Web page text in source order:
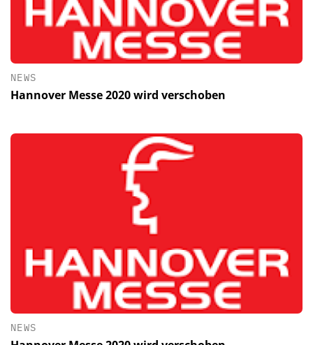
NEWS
Hannover Messe 2020 wird verschoben
NEWS